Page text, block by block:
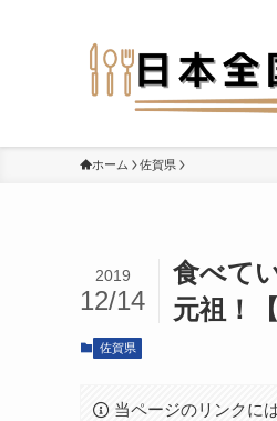
ホーム 佐賀県
食べて
元祖！
2019
12/14
佐賀県
当ページのリンクに